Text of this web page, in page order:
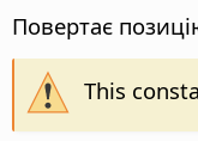
Повертає
This